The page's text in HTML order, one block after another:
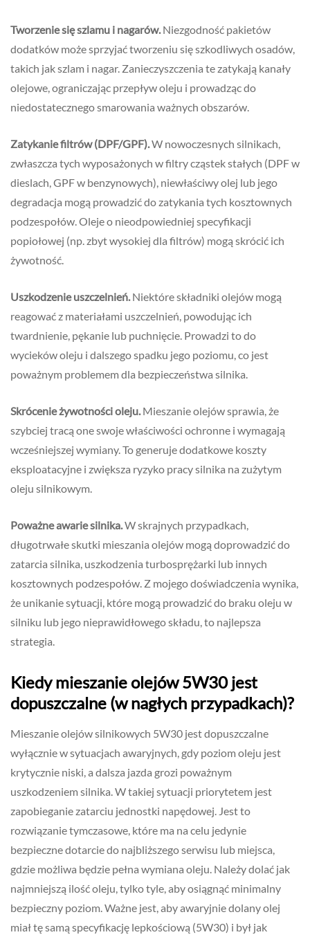
Tworzenie się szlamu i nagarów. Niezgodność pakietów
dodatków może sprzyjać tworzeniu się szkodliwych osadów,
takich jak szlam i nagar. Zanieczyszczenia te zatykają kanały
olejowe, ograniczając przepływ oleju i prowadząc do
niedostatecznego smarowania ważnych obszarów.
Zatykanie filtrów (DPF/GPF).W nowoczesnych silnikach,
zwłaszcza tych wyposażonych w filtry cząstek stałych (DPF w
dieslach, GPF w benzynowych), niewłaściwy olej lub jego
degradacja mogą prowadzić do zatykania tych kosztownych
podzespołów. Oleje o nieodpowiedniej specyfikacji
popiołowej (np. zbyt wysokiej dla filtrów) mogą skrócić ich
żywotność.
Uszkodzenie uszczelnień. Niektóre składniki olejów mogą
reagować z materiałami uszczelnień, powodując ich
twardnienie, pękanie lub puchnięcie. Prowadzi to do
wycieków oleju i dalszego spadku jego poziomu, co jest
poważnym problemem dla bezpieczeństwa silnika.
Skrócenie żywotności oleju. Mieszanie olejów sprawia, że
szybciej tracą one swoje właściwości ochronne i wymagają
wcześniejszej wymiany. To generuje dodatkowe koszty
eksploatacyjne i zwiększa ryzyko pracy silnika na zużytym
oleju silnikowym.
Poważne awarie silnika.W skrajnych przypadkach,
długotrwałe skutki mieszania olejów mogą doprowadzić do
zatarcia silnika, uszkodzenia turbosprężarki lub innych
kosztownych podzespołów. Z mojego doświadczenia wynika,
że unikanie sytuacji, które mogą prowadzić do braku oleju w
silniku lub jego nieprawidłowego składu, to najlepsza
strategia.
Kiedy mieszanie olejów 5W30 jest
dopuszczalne (w nagłych przypadkach)?
Mieszanie olejów silnikowych 5W30 jest dopuszczalne
wyłącznie w sytuacjach awaryjnych, gdy poziom oleju jest
krytycznie niski, a dalsza jazda grozi poważnym
uszkodzeniem silnika. W takiej sytuacji priorytetem jest
zapobieganie zatarciu jednostki napędowej. Jest to
rozwiązanie tymczasowe, które ma na celu jedynie
bezpieczne dotarcie do najbliższego serwisu lub miejsca,
gdzie możliwa będzie pełna wymiana oleju. Należy dolać jak
najmniejszą ilość oleju, tylko tyle, aby osiągnąć minimalny
bezpieczny poziom. Ważne jest, aby awaryjnie dolany olej
miał tę samą specyfikację lepkościową (5W30) i był jak